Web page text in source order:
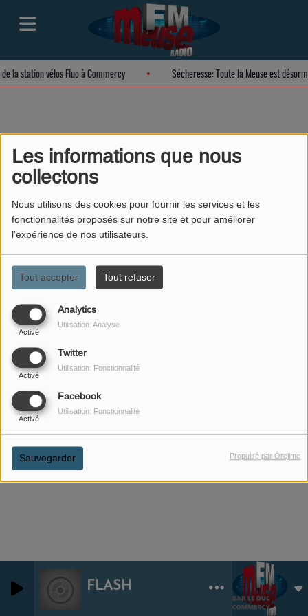
Les informations que nous
collectons
Nous utilisons des cookies pour fournir les services et les
fonctionnalités proposés sur notre site et pour améliorer
l'expérience de nos utilisateurs.
Tout accepter Tout refuser
Analytics
Activé
Utilisation: Analyse
Twitter
Activé
Utilisation: Fonctionnalité
Facebook
Activé
Utilisation: Fonctionnalité
Sauvegarder Propulsé par Orejime
FLASH
la station vélos Fluo à Commercy Sécheresse: Toute la Meuse est
Justine